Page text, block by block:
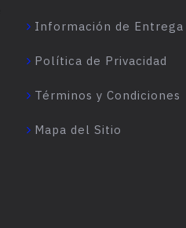
Información de Entrega
Política de Privacidad
Términos y Condiciones
Mapa del Sitio